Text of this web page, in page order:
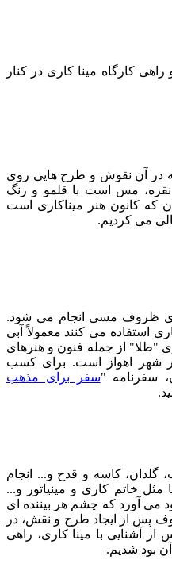
کارگاه مینا کاری در کنار
در آن نقوش و طرح هایی روی
مس است با قلمو و رنگ
که کانون هنر میناکاری است
می کردیم.
ظروف مسی انجام می شود.
استفاده می کنند معمولاً آبی
"طلا" از جمله فنون و هنرهای
شهر اهواز است. برای کسب
سفرنامه "سفر برای مذهب
کاسه و قدح و... انجام
خاتم کاری و مینیاتور و...
می آورد که چشم هر بیننده ای
پس از ایجاد طرح و نقش، در
آشنایی با مینا کاری، راهی
بود شدیم.